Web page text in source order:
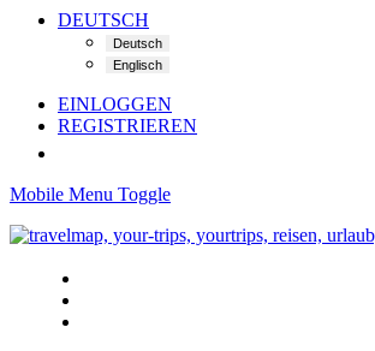
DEUTSCH
EINLOGGEN
REGISTRIEREN
Mobile Menu Toggle